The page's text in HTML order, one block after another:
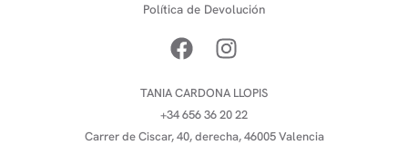
Política de Devolución
TANIA CARDONA LLOPIS
+34 656 36 20 22
Carrer de Ciscar, 40, derecha, 46005 Valencia